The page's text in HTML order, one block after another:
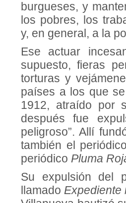
burgueses, y
los pobres, los
y, en general, a la
Ese actuar
supuesto, fieras
torturas y
países a los que
1912, atraído por
después fue
peligroso”. Allí
también el periódico
periódico Pluma
Su expulsión del
llamadoExpediente